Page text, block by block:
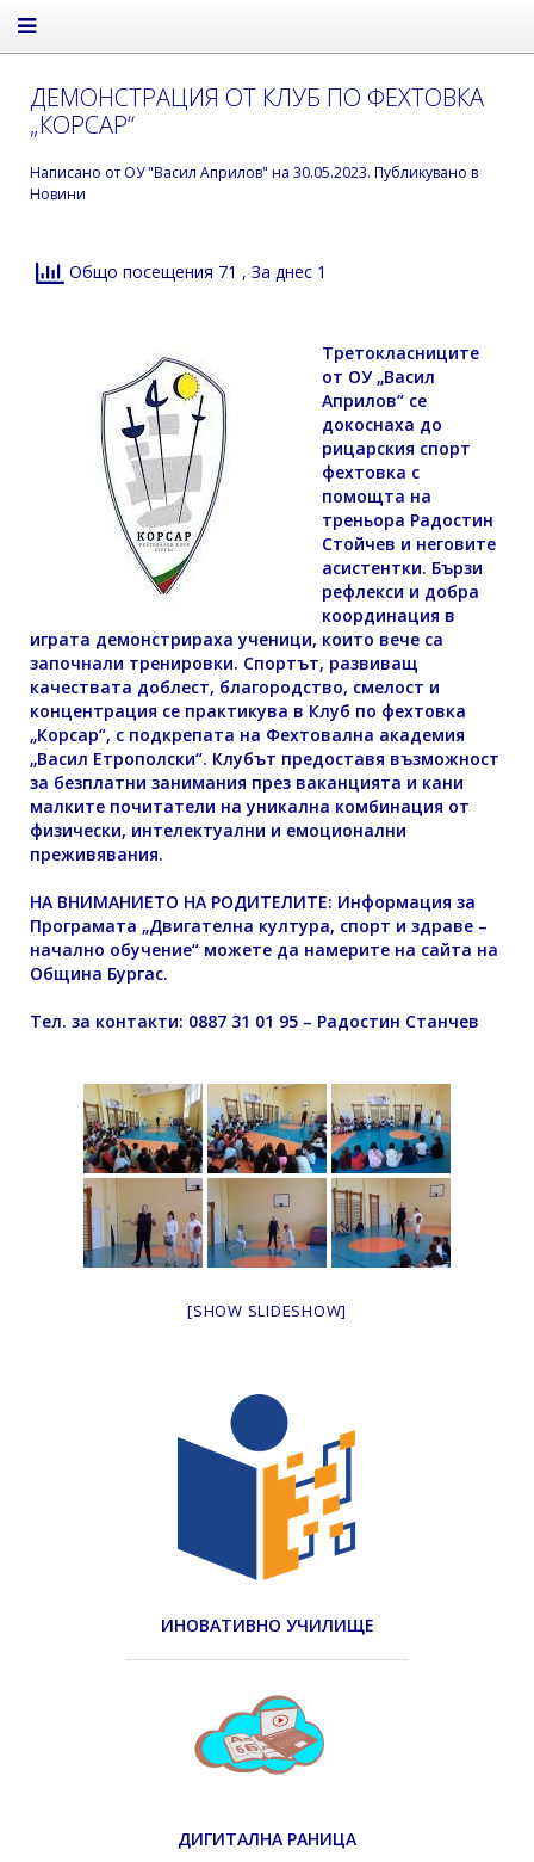
ДЕМОНСТРАЦИЯ ОТ КЛУБ ПО ФЕХТОВКА
„КОРСАР“
Написано от ОУ "Васил Априлов" на 30.05.2023. Публикувано в
Новини
Общо посещения 71 , За днес 1
Третокласниците
от ОУ „Васил
Априлов“ се
докоснаха до
рицарския спорт
фехтовка с
помощта на
треньора Радостин
Стойчев и неговите
асистентки. Бързи
рефлекси и добра
координация в
играта демонстрираха ученици, които вече са
започнали тренировки. Спортът, развиващ
качествата доблест, благородство, смелост и
концентрация се практикува в Клуб по фехтовка
„Корсар“, с подкрепата на Фехтовална академия
„Васил Етрополски“. Клубът предоставя възможност
за безплатни занимания през ваканцията и кани
малките почитатели на уникална комбинация от
физически, интелектуални и емоционални
преживявания.
НА ВНИМАНИЕТО НА РОДИТЕЛИТЕ: Информация за
Програмата „Двигателна култура, спорт и здраве –
начално обучение“ можете да намерите на сайта на
Община Бургас.
Тел. за контакти: 0887 31 01 95 – Радостин Станчев
[SHOW SLIDESHOW]
ИНОВАТИВНО УЧИЛИЩЕ
ДИГИТАЛНА РАНИЦА